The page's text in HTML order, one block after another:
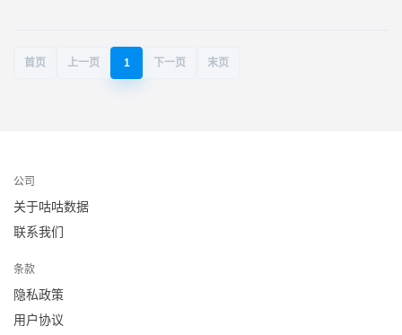
首页 上一页 1 下一页 末页
公司
关于咕咕数据
联系我们
条款
隐私政策
用户协议